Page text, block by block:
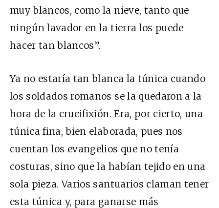
muy blancos, como la nieve, tanto que
ningún lavador en la tierra los puede
hacer tan blancos”.
Ya no estaría tan blanca la túnica cuando
los soldados romanos se la quedaron a la
hora de la crucifixión. Era, por cierto, una
túnica fina, bien elaborada, pues nos
cuentan los evangelios que no tenía
costuras, sino que la habían tejido en una
sola pieza. Varios santuarios claman tener
esta túnica y, para ganarse más